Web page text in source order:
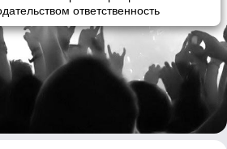
ответственность